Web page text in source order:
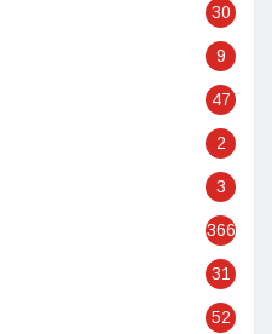
30
9
47
2
3
366
31
52